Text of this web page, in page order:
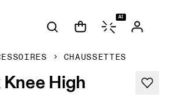
AI
CHAUSSETTES
High